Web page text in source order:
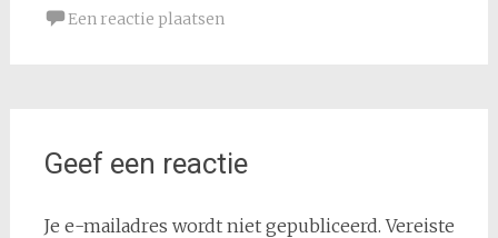
Een reactie plaatsen
Geef een reactie
Je e-mailadres wordt niet gepubliceerd. Vereiste